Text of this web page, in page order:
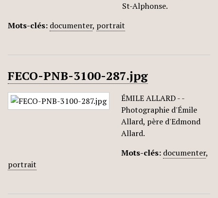
St-Alphonse.
Mots-clés: documenter, portrait
FECO-PNB-3100-287.jpg
ÉMILE ALLARD - -
Photographie d'Émile
Allard, père d'Edmond
Allard.
Mots-clés: documenter,
portrait